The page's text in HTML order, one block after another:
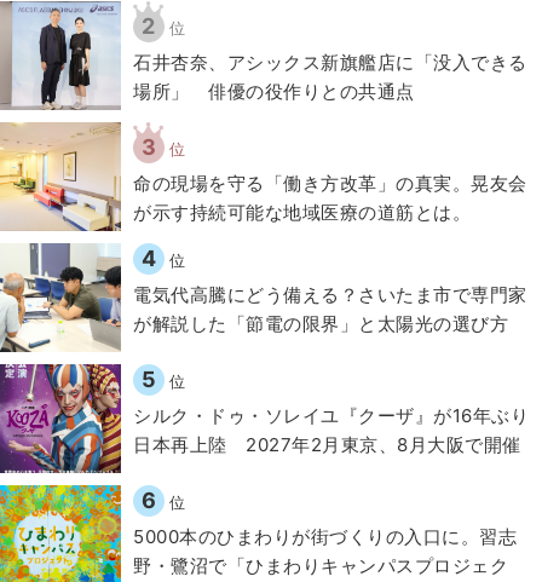
2 位
石井杏奈、アシックス新旗艦店に「没入できる
場所」 俳優の役作りとの共通点
3 位
​命の現場を守る「働き方改革」の真実。晃友会
が示す持続可能な地域医療の道筋とは。
4 位
電気代高騰にどう備える？さいたま市で専門家
が解説した「節電の限界」と太陽光の選び方
5 位
シルク・ドゥ・ソレイユ『クーザ』が16年ぶり
日本再上陸 2027年2月東京、8月大阪で開催
6 位
5000本のひまわりが街づくりの入口に。習志
野・鷺沼で「ひまわりキャンパスプロジェク